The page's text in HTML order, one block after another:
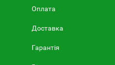
Оплата
Доставка
Гарантія